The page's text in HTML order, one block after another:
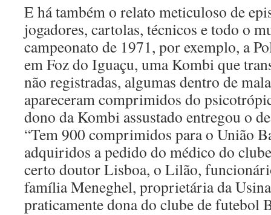
E há também o relato meticuloso de
jogadores, cartolas, técnicos e todo o
campeonato de 1971, por exemplo, a
em Foz do Iguaçu, uma Kombi que
não registradas, algumas dentro de
apareceram comprimidos do
dono da Kombi assustado entregou o
“Tem 900 comprimidos para o União
adquiridos a pedido do médico do
certo doutor Lisboa, o Lilão,
família Meneghel, proprietária da
praticamente dona do clube de futebol